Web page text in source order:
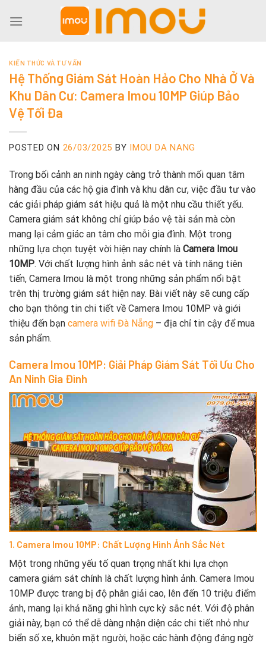
KIẾN THỨC VÀ TƯ VẤN
Hệ Thống Giám Sát Hoàn Hảo Cho Nhà Ở Và
Khu Dân Cư: Camera Imou 10MP Giúp Bảo
Vệ Tối Đa
POSTED ON 26/03/2025 BY IMOU DA NANG
Trong bối cảnh an ninh ngày càng trở thành mối quan tâm
hàng đầu của các hộ gia đình và khu dân cư, việc đầu tư vào
các giải pháp giám sát hiệu quả là một nhu cầu thiết yếu.
Camera giám sát không chỉ giúp bảo vệ tài sản mà còn
mang lại cảm giác an tâm cho mỗi gia đình. Một trong
những lựa chọn tuyệt vời hiện nay chính là Camera Imou
10MP. Với chất lượng hình ảnh sắc nét và tính năng tiên
tiến, Camera Imou là một trong những sản phẩm nổi bật
trên thị trường giám sát hiện nay. Bài viết này sẽ cung cấp
cho bạn thông tin chi tiết về Camera Imou 10MP và giới
thiệu đến bạn camera wifi Đà Nẵng – địa chỉ tin cậy để mua
sản phẩm.
Camera Imou 10MP: Giải Pháp Giám Sát Tối Ưu Cho
An Ninh Gia Đình
1. Camera Imou 10MP: Chất Lượng Hình Ảnh Sắc Nét
Một trong những yếu tố quan trọng nhất khi lựa chọn
camera giám sát chính là chất lượng hình ảnh. Camera Imou
10MP được trang bị độ phân giải cao, lên đến 10 triệu điểm
ảnh, mang lại khả năng ghi hình cực kỳ sắc nét. Với độ phân
giải này, bạn có thể dễ dàng nhận diện các chi tiết nhỏ như
biển số xe, khuôn mặt người, hoặc các hành động đáng ngờ